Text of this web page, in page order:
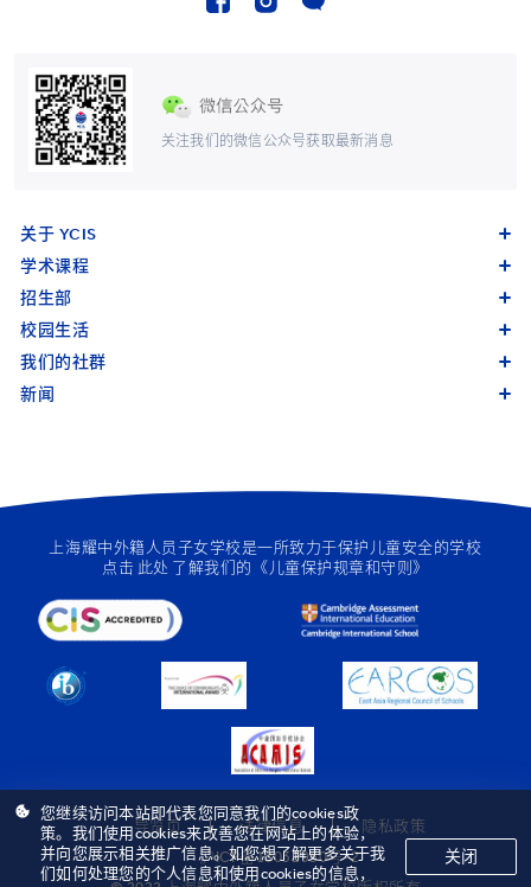
关注我们的微信公众号获取最新消息
关于 YCIS
学术课程
招生部
校园生活
我们的社群
新闻
上海耀中外籍人员子女学校是一所致力于保护儿童安全的学校
点击 此处 了解我们的《儿童保护规章和守则》
导览页 法律信息
隐私政策
沪ICP备18032950号-2
您继续访问本站即代表您同意我们的cookies政
策。我们使用cookies来改善您在网站上的体验，
并向您展示相关推广信息。如您想了解更多关于我
们如何处理您的个人信息和使用cookies的信息，
关闭